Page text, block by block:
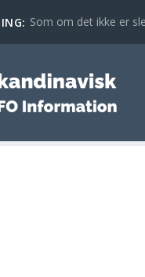
Som om det ikke er